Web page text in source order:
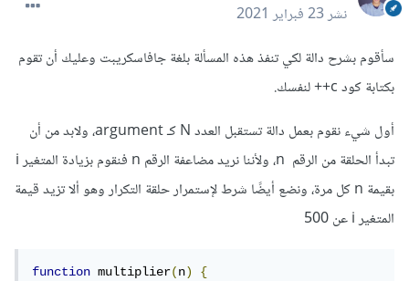
نشر23 فبراير 2021
سأقوم بشرح دالة لكي تنفذ هذه المسألة بلغة جافاسكريبت وعليك أن تقوم
بكتابة كود c++ لنفسك.
أول شيء نقوم بعمل دالة تستقبل العدد N كـ argument، ولابد من أن
تبدأ الحلقة من الرقم n، ولأننا نريد مضاعفة الرقم n فنقوم بزيادة المتغير i
بقيمة n كل مرة، ونضع أيضًا شرط لإستمرار حلقة التكرار وهو ألا تزيد قيمة
المتغير i عن 500
function multiplier(n)
{